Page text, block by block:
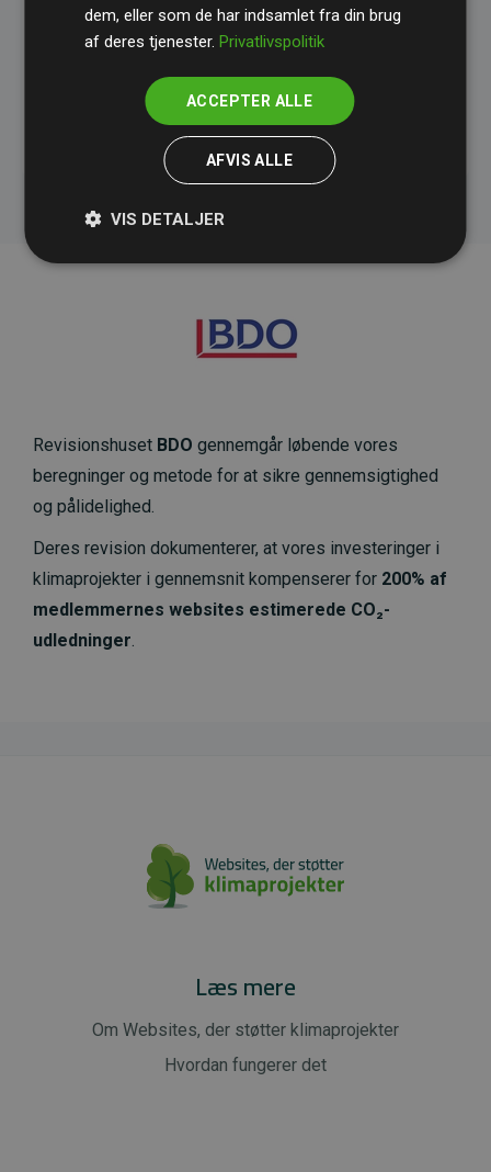
initiativet Websites, der støtter klimaprojekter
Revisionshuset BDO gennemgår løbende vores
beregninger og metode for at sikre gennemsigtighed
og pålidelighed.
Deres revision dokumenterer, at vores investeringer i
klimaprojekter i gennemsnit kompenserer for 200% af
medlemmernes websites estimerede CO₂-
udledninger.
Læs mere
Om Websites, der støtter klimaprojekter
Hvordan fungerer det
dem, eller som de har indsamlet fra din brug
af deres tjenester.Privatlivspolitik
ACCEPTER ALLE
AFVIS ALLE
VIS DETALJER